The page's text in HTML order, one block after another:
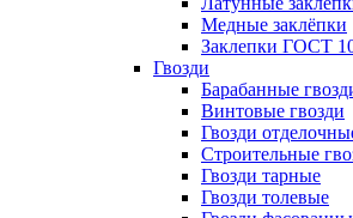
Медные заклёпки
Заклепки ГОСТ
Гвозди
Барабанные
Винтовые гвозди
Гвозди
Строительные
Гвозди тарные
Гвозди толевые